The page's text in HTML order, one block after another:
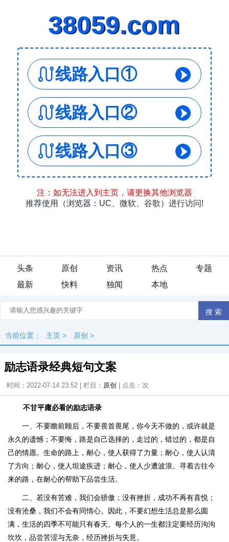
头条 原创 资讯 热点
专题
最新
快料 独闻 本地
当前位置： 主页 > 原创 >
励志语录经典短句文案
时间：2022-07-14 23:52 | 栏目： 原创 | 点击： 次
不甘平庸必看的励志语录
一、不要瞻前顾后，不要畏首畏尾，你今天不做的，或许就是
永久的遗憾；不要悔，路是自己选择的，走过的，错过的，都是自
己的情愿。生命的路上，耐心，使人获得了力量；耐心，使人认清
了方向；耐心，使人坦途疾进；耐心，使人少遭波浪。寻着古往今
来的路，在耐心的帮助下品尝生活。
二、若没有苦难，我们会骄傲；没有挫折，成功不再有喜悦；
没有沧桑，我们不会有同情心。因此，不要幻想生活总是那么圆
满，生活的四季不可能只有春天。每个人的一生都注定要经历沟沟
坎坎，品尝苦涩与无奈，经历挫折与失意。